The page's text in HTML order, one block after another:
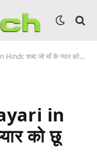
शब्द जो माँ के प्यार को छू जाएँ
in
को छू